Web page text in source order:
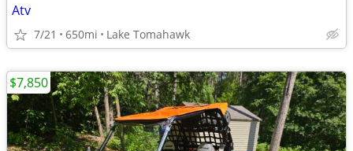
Atv
7/21 650mi Lake Tomahawk
$7,850